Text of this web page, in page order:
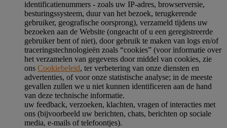
identificatienummers - zoals uw IP-adres, browserversie,
besturingssysteem, duur van het bezoek, terugkerende
gebruiker, geografische oorsprong), verzameld tijdens uw
bezoeken aan de Website (ongeacht of u een geregistreerde
gebruiker bent of niet), door gebruik te maken van logs en/of
traceringstechnologieën zoals “cookies” (voor informatie over
het verzamelen van gegevens door middel van cookies, zie
ons Cookiebeleid, ter verbetering van onze diensten en
advertenties, of voor onze statistische analyse; in de meeste
gevallen zullen we u niet kunnen identificeren aan de hand
van deze technische informatie.
uw feedback, verzoeken, klachten, vragen of interacties met
ons (bijvoorbeeld uw berichten, chats, berichten op sociale
media, e-mails of telefoontjes).